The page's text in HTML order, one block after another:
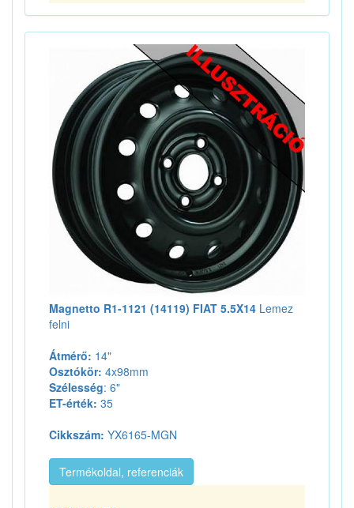
Magnetto R1-1121 (14119) FIAT 5.5X14 Lemez
felni
Átmérő: 14"
Osztókör: 4x98mm
Szélesség: 6"
ET-érték: 35
Cikkszám: YX6165-MGN
Termékoldal, referenciák